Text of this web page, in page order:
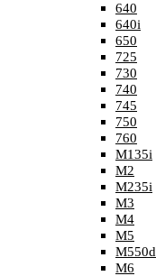
640
640i
650
725
730
740
745
750
760
M135i
M2
M235i
M3
M4
M5
M550d
M6